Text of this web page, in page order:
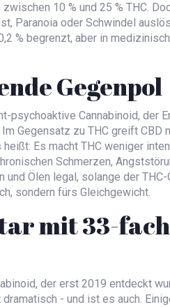
10 % und 25 % THC.
Paranoia oder Schwindel
% begrenzt, aber in
Gegenpol
psychoaktive Cannabinoid, der
Im Gegensatz zu THC greift CBD
Es macht THC weniger
Schmerzen,
Ölen legal, solange der
sondern fürs Gleichgewicht.
mit 33-
der erst 2019 entdeckt
dramatisch - und ist es auch.